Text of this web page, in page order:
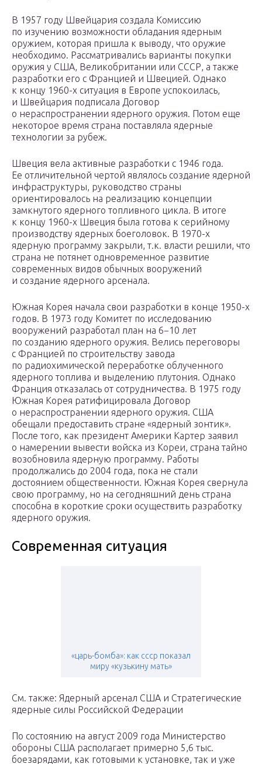
В 1957 году Швейцария создала Комиссию
по изучению возможности обладания ядерным
оружием, которая пришла к выводу, что оружие
необходимо. Рассматривались варианты покупки
оружия у США, Великобритании или СССР, а также
разработки его с Францией и Швецией. Однако
к концу 1960-х ситуация в Европе успокоилась,
и Швейцария подписала Договор
о нераспространении ядерного оружия. Потом еще
некоторое время страна поставляла ядерные
технологии за рубеж.
Швеция вела активные разработки с 1946 года.
Ее отличительной чертой являлось создание ядерной
инфраструктуры, руководство страны
ориентировалось на реализацию концепции
замкнутого ядерного топливного цикла. В итоге
к концу 1960-х Швеция была готова к серийному
производству ядерных боеголовок. В 1970-х
ядерную программу закрыли, т.к. власти решили, что
страна не потянет одновременное развитие
современных видов обычных вооружений
и создание ядерного арсенала.
Южная Корея начала свои разработки в конце 1950-х
годов. В 1973 году Комитет по исследованию
вооружений разработал план на 6−10 лет
по созданию ядерного оружия. Велись переговоры
с Францией по строительству завода
по радиохимической переработке облученного
ядерного топлива и выделению плутония. Однако
Франция отказалась от сотрудничества. В 1975 году
Южная Корея ратифицировала Договор
о нераспространении ядерного оружия. США
обещали предоставить стране «ядерный зонтик».
После того, как президент Америки Картер заявил
о намерении вывести войска из Кореи, страна тайно
возобновила ядерную программу. Работы
продолжались до 2004 года, пока не стали
достоянием общественности. Южная Корея свернула
свою программу, но на сегодняшний день страна
способна в короткие сроки осуществить разработку
ядерного оружия.
Современная ситуация
«царь-бомба»: как ссср показал
миру «кузькину мать»
См. также: Ядерный арсенал США и Стратегические
ядерные силы Российской Федерации
По состоянию на август 2009 года Министерство
обороны США располагает примерно 5,6 тыс.
боезарядами, как готовыми к установке, так и уже